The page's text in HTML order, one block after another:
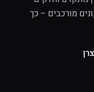
מורכבים – כך